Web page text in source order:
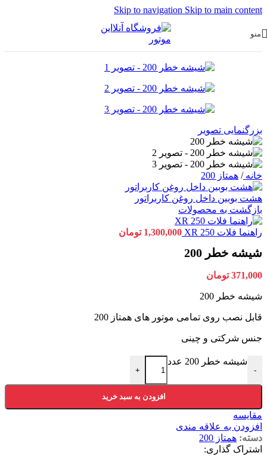
Skip to navigation Skip to main content
منو
بزرگنمایی تصویر
خانه/ همتاز 200
هشت بوبین داخل روغن کاربراتور
بازگشت به محصولات
راهنما فلات XR 250 1,300,000 تومان
شیشه خطر 200
371,000 تومان
شیشه خطر 200
قابل نصب روی تمامی موتور های همتاز 200
جنس شرکتی و چینی
-
شیشه خطر 200 عدد
+
افزودن به سبد خرید
مقایسه
افزودن به علاقه مندی
دسته: همتاز 200
اشتراک گذاری: